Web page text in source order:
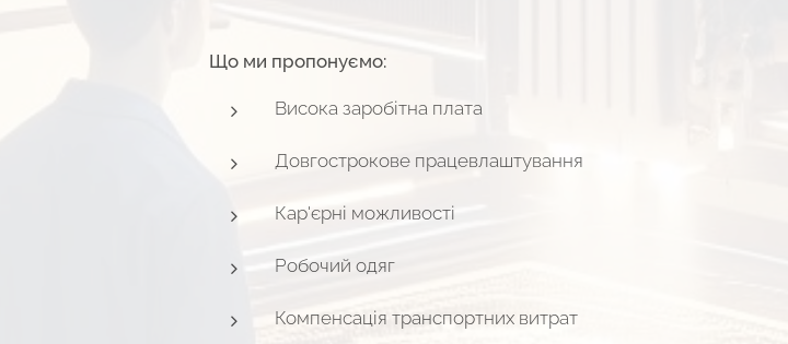
Що ми пропонуємо:
Висока заробітна плата
Довгострокове працевлаштування
Кар'єрні можливості
Робочий одяг
Компенсація транспортних витрат